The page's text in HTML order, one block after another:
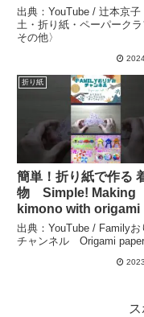
ペーパークラフト・
他〉
出典：YouTube / 辻本京子
土・折り紙・ペーパークラ
その他〉
折り紙
簡単！折り紙で作る
物 Simple! Making
kimono with
#shorts – Familyお
チャンネル Origami
出典：YouTube / Familyお
チャンネル Origami